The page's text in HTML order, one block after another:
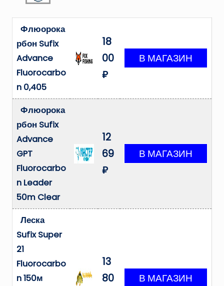
Флюорока
рбон Sufix
Advance
Fluorocarbo
n 0,405
18
00
₽
Флюорока
рбон Sufix
Advance
GPT
Fluorocarbo
n Leader
50m Clear
12
69
₽
Леска
Sufix Super
21
Fluorocarbo
n 150м
13
80